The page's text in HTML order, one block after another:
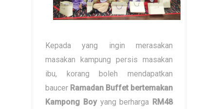
Kepada yang ingin merasakan
masakan kampung persis masakan
ibu, korang boleh mendapatkan
baucer Ramadan Buffet bertemakan
Kampong Boyyang berharga RM48